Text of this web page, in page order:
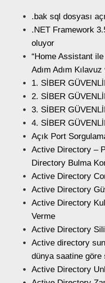
.bak sql dosyası
.NET Framework
oluyor
“Home Assistant
Adım Adım
1. SİBER
2. SİBER
3. SİBER
4. SİBER
Açık Port
Active Directory –
Directory Bulma
Active Directory
Active Directory
Active Directory
Verme
Active Directory
Active directory
dünya saatine göre
Active Directory